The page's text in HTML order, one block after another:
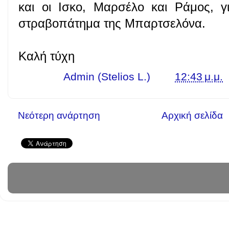
και οι Ισκο, Μαρσέλο και Ράμος,
στραβοπάτημα της Μπαρτσελόνα.
Καλή τύχη
Admin (Stelios L.) 12:43 μ.μ.
Νεότερη ανάρτηση Αρχική σελίδα